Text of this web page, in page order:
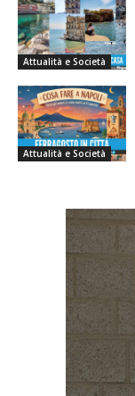
Attualità e Società
Attualità e Società